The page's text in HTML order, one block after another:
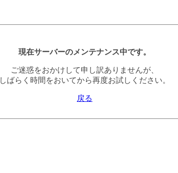
現在サーバーのメンテナンス中です。
ご迷惑をおかけして申し訳ありませんが、
しばらく時間をおいてから再度お試しください。
戻る